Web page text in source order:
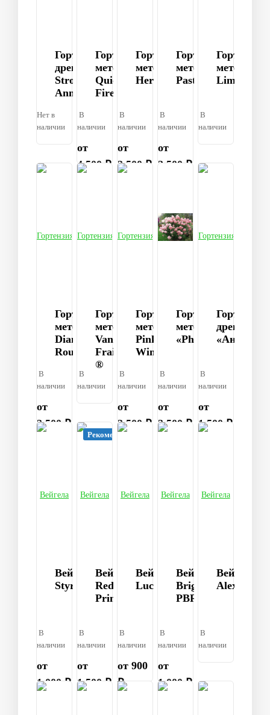
Гортензия
древовидная
Strong
Annabelle
Нет в
наличии
Гортензия
метельчатая
Quick
Fire
В
наличии
от
4 500 ₽
Гортензия
метельчатая
Hercules
В
наличии
от
2 500 ₽
Гортензия
метельчатая
Pastelgreen®
В
наличии
от
2 500 ₽
Гортензия
Limelight
В
наличии
Гортензия
метельчатая
Diamand
Rouge
В
наличии
от
2 500 ₽
Гортензия
метельчатая
Vanille
Fraise
®
В
наличии
Гортензия
метельчатая
Pinky
Winky
В
наличии
от
2 500 ₽
Гортензия
метельчатая
«Phantum»
В
наличии
от
2 500 ₽
Гортензия
«Анабель»
В
наличии
от
1 500 ₽
Вейгела
Styriaca
В
наличии
от
1 000 ₽
Рекомендуем
Вейгела
Red
Prince
В
наличии
от
1 500 ₽
Вейгела
Lucifer
В
наличии
от 900
₽
Вейгела
Brigela
PBR
В
наличии
от
1 000 ₽
Вейгела
Alexandra
В
наличии